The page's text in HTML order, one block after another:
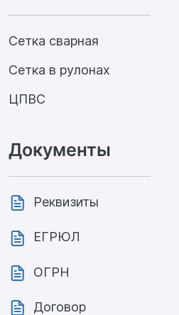
Сетка сварная
Сетка в рулонах
ЦПВС
Документы
Реквизиты
ЕГРЮЛ
ОГРН
Договор